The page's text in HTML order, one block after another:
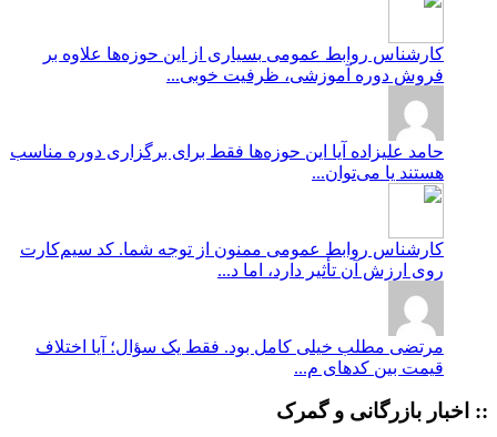
کارشناس روابط عمومی بسیاری از این حوزه‌ها علاوه بر
فروش دوره آموزشی، ظرفیت خوبی...
حامد علیزاده آیا این حوزه‌ها فقط برای برگزاری دوره مناسب
هستند یا می‌توان...
کارشناس روابط عمومی ممنون از توجه شما. کد سیم‌کارت
روی ارزش آن تأثیر دارد، اما د...
مرتضی مطلب خیلی کامل بود. فقط یک سؤال؛ آیا اختلاف
قیمت بین کدهای م...
:: اخبار بازرگانی و گمرک